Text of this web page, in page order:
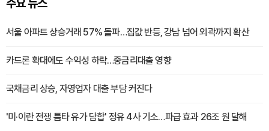
주요 뉴스
서울 아파트 상승거래 57% 돌파…집값 반등, 강남 넘어 외곽까지 확산
카드론 확대에도 수익성 하락…중금리대출 영향
국채금리 상승, 자영업자 대출 부담 커진다
'미·이란 전쟁 틈타 유가 담합' 정유 4사 기소…파급 효과 26조 원 달해